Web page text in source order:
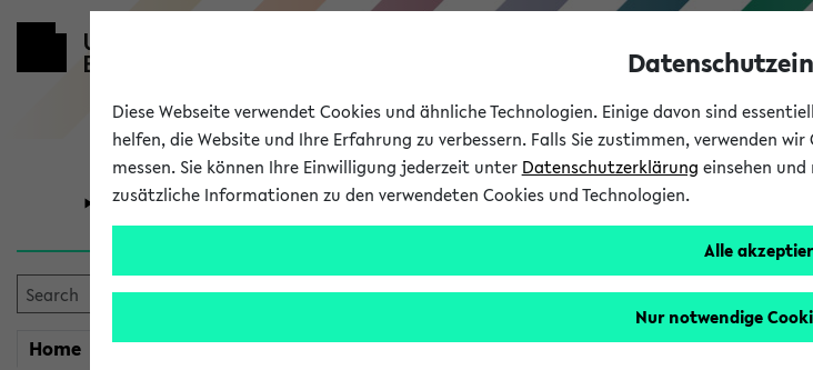
University Research Studies
Home myeKVV
Courses taught in English
Semester:
Diese Webseite verwendet Cookies und ähnliche Technologien. Einige davon sind
helfen, die Website und Ihre Erfahrung zu verbessern. Falls Sie zustimmen, verwenden
messen. Sie können Ihre Einwilligung jederzeit unter Datenschutzerklärung einsehen
zusätzliche Informationen zu den verwendeten Cookies und Technologien.
Alle
Nur notwendige